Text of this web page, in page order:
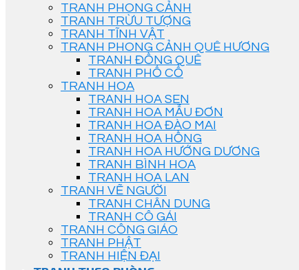
TRANH PHONG CẢNH
TRANH TRỪU TƯỢNG
TRANH TĨNH VẬT
TRANH PHONG CẢNH QUÊ HƯƠNG
TRANH ĐỒNG QUÊ
TRANH PHỐ CỔ
TRANH HOA
TRANH HOA SEN
TRANH HOA MẪU ĐƠN
TRANH HOA ĐÀO MAI
TRANH HOA HỒNG
TRANH HOA HƯỚNG DƯƠNG
TRANH BÌNH HOA
TRANH HOA LAN
TRANH VẼ NGƯỜI
TRANH CHÂN DUNG
TRANH CÔ GÁI
TRANH CÔNG GIÁO
TRANH PHẬT
TRANH HIỆN ĐẠI